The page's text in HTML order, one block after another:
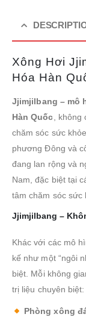
Xông Hơi
Hóa Hàn
Jjimjilbang – mô
Hàn Quốc, không
chăm sóc sức
phương Đông và
đang lan rộng và
Nam, đặc biệt tại
tâm chăm sóc sức
Jjimjilbang –
Khác với các mô
kế như một “ngôi
biệt. Mỗi không
trị liệu chuyên biệt:
Phòng xông